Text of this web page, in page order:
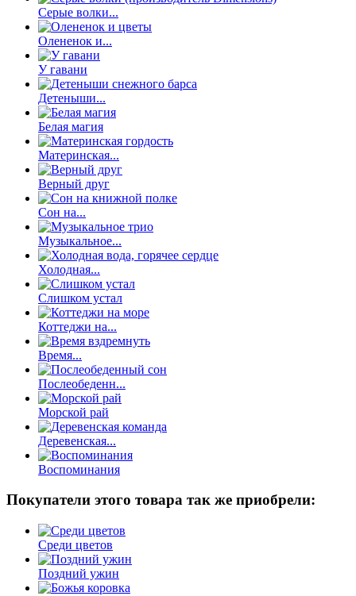
Серые волки...
Олененок и...
У гавани
Детеныши...
Белая магия
Материнская...
Верный друг
Сон на...
Музыкальное...
Холодная...
Слишком устал
Коттеджи на...
Время...
Послеобеденн...
Морской рай
Деревенская...
Воспоминания
Покупатели этого товара так же приобрели:
Среди цветов
Поздний ужин